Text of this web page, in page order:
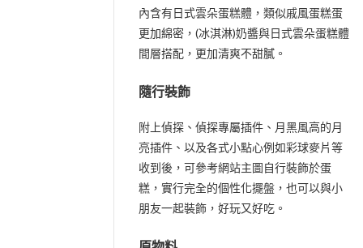
內含有日式雲朵蛋糕體，類似戚風蛋糕蛋
更加綿密，(冰淇淋)奶醬與日式雲朵蛋糕體
間層搭配，更加清爽不甜膩。
隨行裝飾
附上偵探、偵探專屬插件、月黑風高的月
亮插件、以及各式小點心例如彩球麥片等
收到後，可參考網站主圖自行裝飾於蛋
糕，實行完全的個性化擺盤，也可以與小
朋友一起裝飾，好玩又好吃。